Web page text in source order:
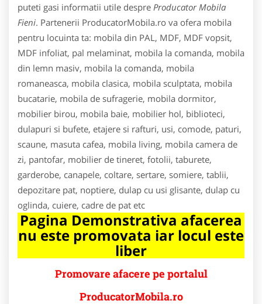
puteti gasi informatii utile despre Producator Mobila
Fieni. Partenerii ProducatorMobila.ro va ofera mobila
pentru locuinta ta: mobila din PAL, MDF, MDF vopsit,
MDF infoliat, pal melaminat, mobila la comanda, mobila
din lemn masiv, mobila la comanda, mobila
romaneasca, mobila clasica, mobila sculptata, mobila
bucatarie, mobila de sufragerie, mobila dormitor,
mobilier birou, mobila baie, mobilier hol, biblioteci,
dulapuri si bufete, etajere si rafturi, usi, comode, paturi,
scaune, masuta cafea, mobila living, mobila camera de
zi, pantofar, mobilier de tineret, fotolii, taburete,
garderobe, canapele, coltare, sertare, somiere, tablii,
depozitare pat, noptiere, dulap cu usi glisante, dulap cu
oglinda, cuiere, cadre de pat etc
Pagina Demonstrativa afacerea
nu este promovata iar locul este
liber
Promovare afacere pe portalul
ProducatorMobila.ro